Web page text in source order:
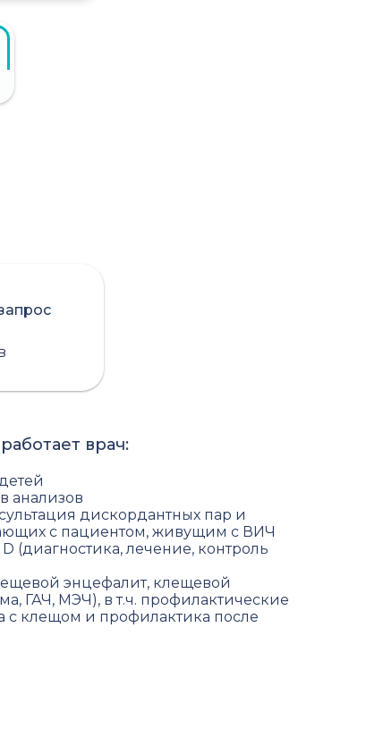
врач:
анализов
дискордантных пар и
с пациентом, живущим с ВИЧ
(диагностика, лечение, контроль
энцефалит, клещевой
ГАЧ, МЭЧ), в т.ч. профилактические
с клещом и профилактика после